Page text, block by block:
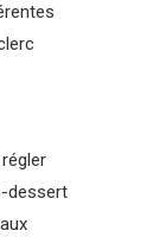
dessert